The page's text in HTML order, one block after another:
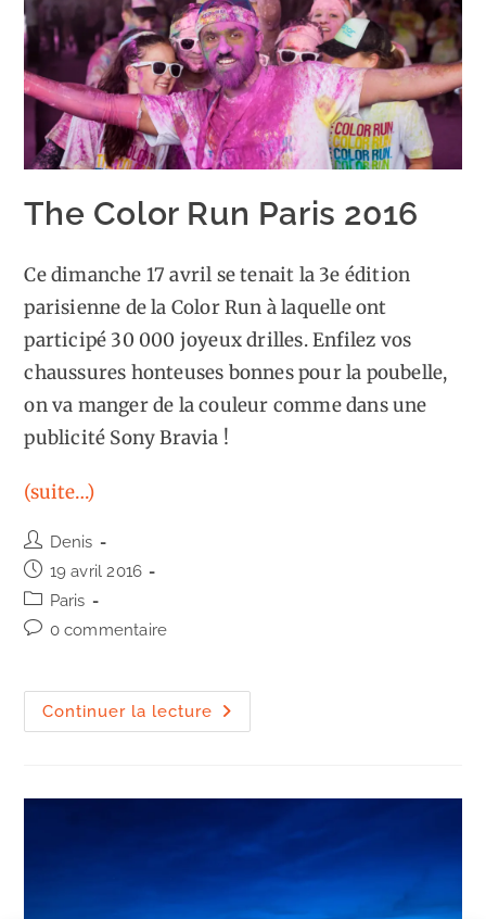
The Color Run Paris 2016
Ce dimanche 17 avril se tenait la 3e édition
parisienne de la Color Run à laquelle ont
participé 30 000 joyeux drilles. Enfilez vos
chaussures honteuses bonnes pour la poubelle,
on va manger de la couleur comme dans une
publicité Sony Bravia !
(suite…)
Auteur/autrice
de
publication :
Denis
Publication
publiée :
19 avril 2016
Post
category:
Paris
Commentaires
publication :
0 commentaire
Continuer la lecture The